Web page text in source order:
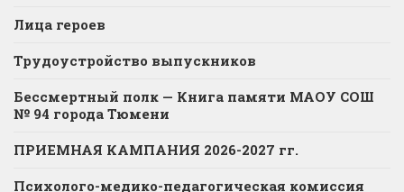
Лица героев
Трудоустройство выпускников
Бессмертный полк — Книга памяти МАОУ СОШ
№ 94 города Тюмени
ПРИЕМНАЯ КАМПАНИЯ 2026-2027 гг.
Психолого-медико-педагогическая комиссия